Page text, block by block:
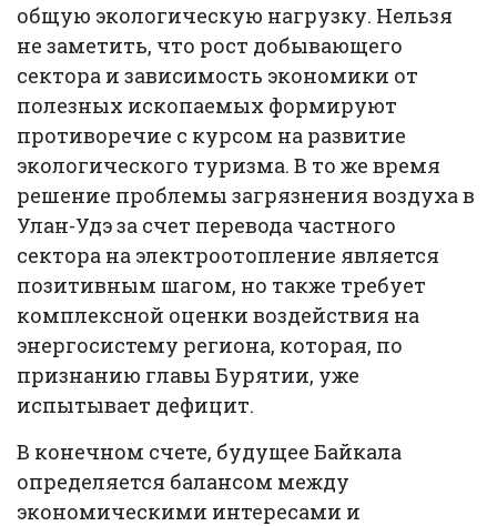
общую экологическую нагрузку. Нельзя
не заметить, что рост добывающего
сектора и зависимость экономики от
полезных ископаемых формируют
противоречие с курсом на развитие
экологического туризма. В то же время
решение проблемы загрязнения воздуха в
Улан-Удэ за счет перевода частного
сектора на электроотопление является
позитивным шагом, но также требует
комплексной оценки воздействия на
энергосистему региона, которая, по
признанию главы Бурятии, уже
испытывает дефицит.
В конечном счете, будущее Байкала
определяется балансом между
экономическими интересами и